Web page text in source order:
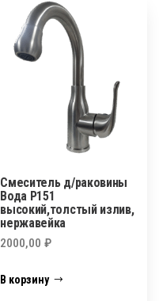
Смеситель д/раковины
Вода Р151
высокий,толстый излив,
нержавейка
2000,00₽
В корзину